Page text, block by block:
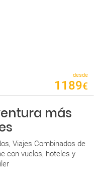
desde
1189€
más
Viajes Combinados de
con vuelos, hoteles y